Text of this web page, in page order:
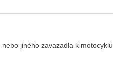
jiného zavazadla k motocyklu.